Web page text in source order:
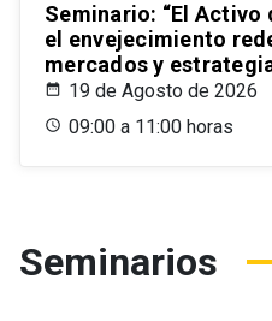
Seminario: “El Activo
el envejecimiento
mercados y
19 de Agosto de 2026
09:00 a 11:00 horas
Seminarios